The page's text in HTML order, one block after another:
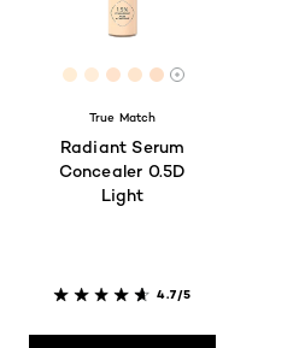
[Color]: #FFEDD5
[Color]: #FFEDD9
[Color]: #FFE3CD
[Color]: #FEE6CE
[Color]:
More shades
True Match
Radiant Serum
Concealer 0.5D
Light
4.7/5